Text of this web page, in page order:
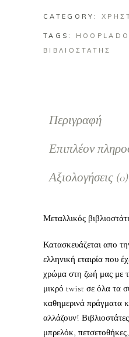
CATEGORY:
TAGS:
ΒΙΒΛΙΟΣΤΑΤΗΣ
Περιγραφή
Επιπλέον
Αξιολογήσεις (0)
Μεταλλικός
Κατασκευάζεται απο
ελληνική εταιρία που
χρώμα στη ζωή μας με
μικρό twist σε όλα τα
καθημερινά πράγματα
αλλάζουν!
μπρελόκ,